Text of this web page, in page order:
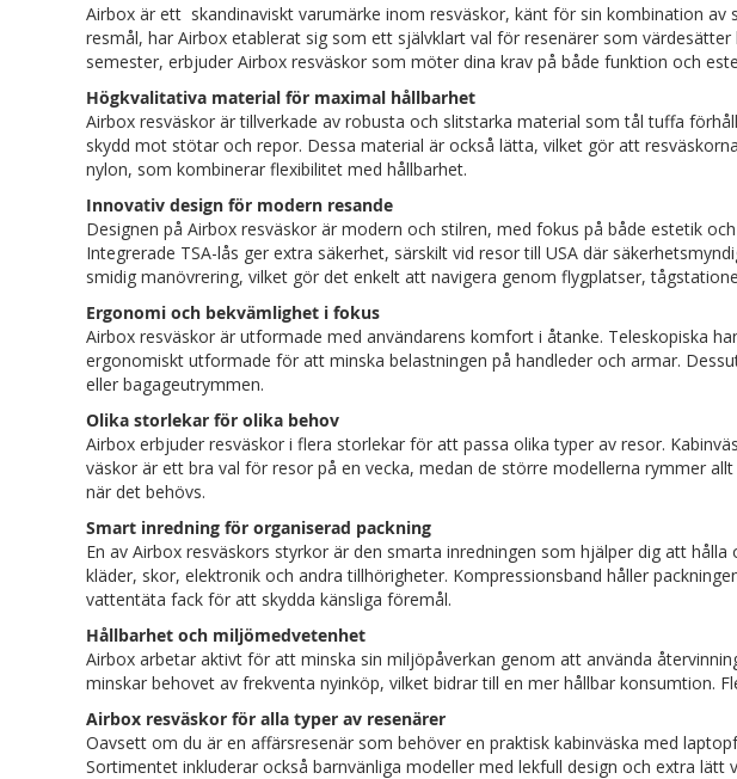
Airbox är ett skandinaviskt varumärke inom resväskor, känt för sin kombination
resmål, har Airbox etablerat sig som ett självklart val för resenärer som
semester, erbjuder Airbox resväskor som möter dina krav på både funktion och
Högkvalitativa material för maximal hållbarhet
Airbox resväskor är tillverkade av robusta och slitstarka material som tål tuffa
skydd mot stötar och repor. Dessa material är också lätta, vilket gör att
nylon, som kombinerar flexibilitet med hållbarhet.
Innovativ design för modern resande
Designen på Airbox resväskor är modern och stilren, med fokus på både estetik
Integrerade TSA-lås ger extra säkerhet, särskilt vid resor till USA där
smidig manövrering, vilket gör det enkelt att navigera genom flygplatser,
Ergonomi och bekvämlighet i fokus
Airbox resväskor är utformade med användarens komfort i åtanke. Teleskopiska
ergonomiskt utformade för att minska belastningen på handleder och armar.
eller bagageutrymmen.
Olika storlekar för olika behov
Airbox erbjuder resväskor i flera storlekar för att passa olika typer av resor.
väskor är ett bra val för resor på en vecka, medan de större modellerna rymmer
när det behövs.
Smart inredning för organiserad packning
En av Airbox resväskors styrkor är den smarta inredningen som hjälper dig att
kläder, skor, elektronik och andra tillhörigheter. Kompressionsband håller
vattentäta fack för att skydda känsliga föremål.
Hållbarhet och miljömedvetenhet
Airbox arbetar aktivt för att minska sin miljöpåverkan genom att använda
minskar behovet av frekventa nyinköp, vilket bidrar till en mer hållbar konsumtion.
Airbox resväskor för alla typer av resenärer
Oavsett om du är en affärsresenär som behöver en praktisk kabinväska med
Sortimentet inkluderar också barnvänliga modeller med lekfull design och extra